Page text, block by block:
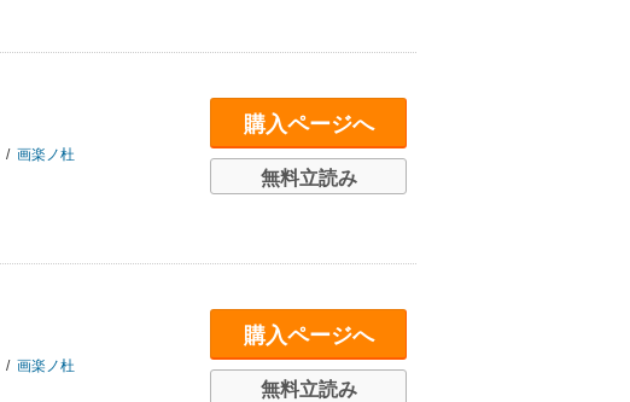
/ 画楽ノ杜
購入ページへ
無料立読み
/ 画楽ノ杜
購入ページへ
無料立読み